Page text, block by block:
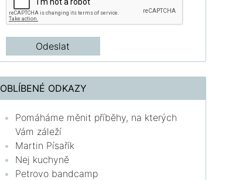
OBLÍBENÉ ODKAZY
Pomáháme měnit příběhy, na kterých
Vám záleží
Martin Písařík
Nej kuchyně
Petrovo bandcamp